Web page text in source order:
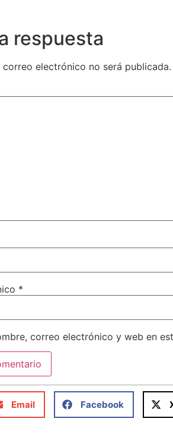
respuesta
electrónico no será publicada.
*
correo electrónico y web en
Email Facebook